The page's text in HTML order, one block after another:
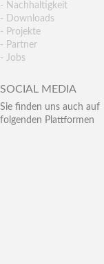
- Nachhaltigkeit
- Downloads
- Projekte
- Partner
- Jobs
SOCIAL MEDIA
Sie finden uns auch auf
folgenden Plattformen